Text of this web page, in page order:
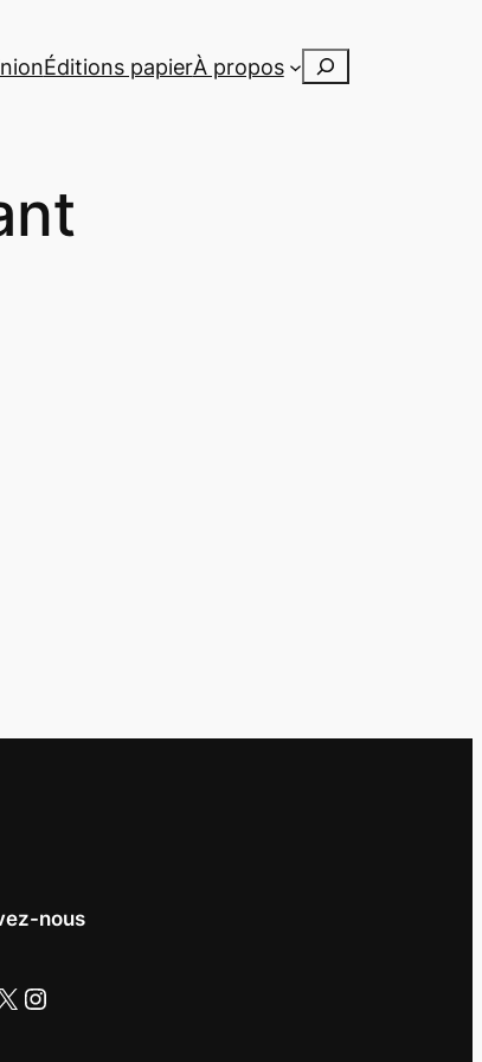
Éditions papierÀ propos Rechercher
nous
Instagram